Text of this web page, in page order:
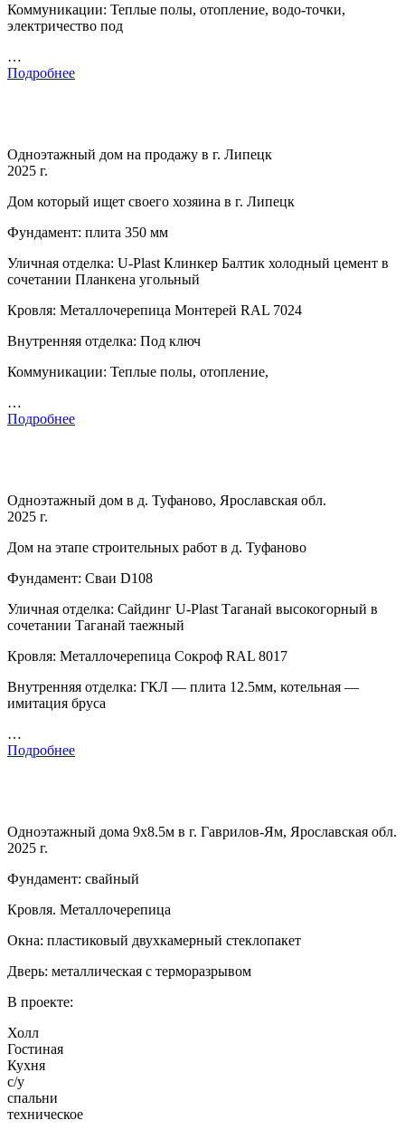
Коммуникации: Теплые полы, отопление, водо-точки,
электричество под
…
Подробнее
Одноэтажный дом на продажу в г. Липецк
2025 г.
Дом который ищет своего хозяина в г. Липецк
Фундамент: плита 350 мм
Уличная отделка: U-Plast Клинкер Балтик холодный цемент в
сочетании Планкена угольный
Кровля: Металлочерепица Монтерей RAL 7024
Внутренняя отделка: Под ключ
Коммуникации: Теплые полы, отопление,
…
Подробнее
Одноэтажный дом в д. Туфаново, Ярославская обл.
2025 г.
Дом на этапе строительных работ в д. Туфаново
Фундамент: Сваи D108
Уличная отделка: Сайдинг U-Plast Таганай высокогорный в
сочетании Таганай таежный
Кровля: Металлочерепица Сокроф RAL 8017
Внутренняя отделка: ГКЛ — плита 12.5мм, котельная —
имитация бруса
…
Подробнее
Одноэтажный дома 9х8.5м в г. Гаврилов-Ям, Ярославская обл.
2025 г.
Фундамент: свайный
Кровля. Металлочерепица
Окна: пластиковый двухкамерный стеклопакет
Дверь: металлическая с терморазрывом
В проекте:
Холл
Гостиная
Кухня
с/у
спальни
техническое